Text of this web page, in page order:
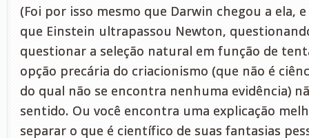
(Foi por isso mesmo que Darwin chegou a ela,
que Einstein ultrapassou Newton,
questionar a seleção natural em função de
opção precária do criacionismo (que não é
do qual não se encontra nenhuma evidência)
sentido. Ou você encontra uma explicação
separar o que é científico de suas fantasias